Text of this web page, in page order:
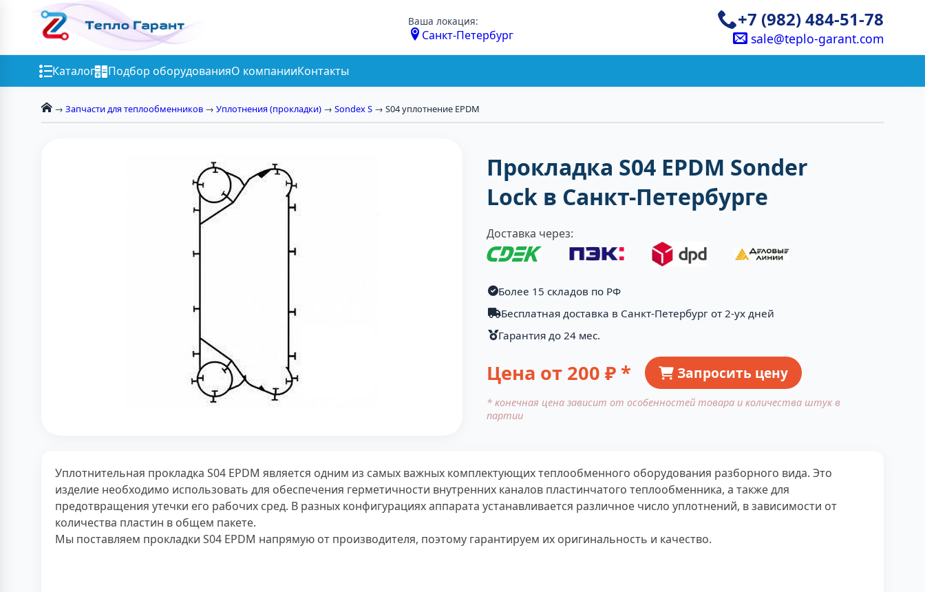
Ваша локация:
Санкт-Петербург
+7 (982) 484-51-78
sale@teplo-garant.com
Каталог Подбор оборудованияО компанииКонтакты
→ Запчасти для теплообменников → Уплотнения (прокладки) → Sondex S → S04 уплотнение EPDM
Прокладка S04 EPDM Sonder
Lock в Санкт-Петербурге
Доставка через:
Более 15 складов по РФ
Бесплатная доставка в Санкт-Петербург от 2-ух дней
Гарантия до 24 мес.
Цена от 200 ₽ * Запросить цену
* конечная цена зависит от особенностей товара и количества штук в
партии
Уплотнительная прокладка S04 EPDM является одним из самых важных комплектующих теплообменного оборудования разборного вида. Это
изделие необходимо использовать для обеспечения герметичности внутренних каналов пластинчатого теплообменника, а также для
предотвращения утечки его рабочих сред. В разных конфигурациях аппарата устанавливается различное число уплотнений, в зависимости от
количества пластин в общем пакете.
Мы поставляем прокладки S04 EPDM напрямую от производителя, поэтому гарантируем их оригинальность и качество.